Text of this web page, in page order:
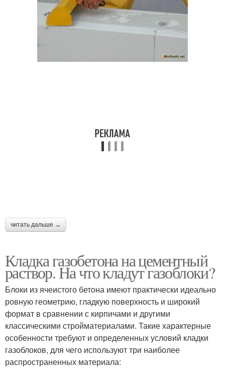
читать дальше →
Кладка газобетона на цементный
раствор. На что кладут газоблоки?
Блоки из ячеистого бетона имеют практически идеально
ровную геометрию, гладкую поверхность и широкий
формат в сравнении с кирпичами и другими
классическими стройматериалами. Такие характерные
особенности требуют и определенных условий кладки
газоблоков, для чего используют три наиболее
распространенных материала: